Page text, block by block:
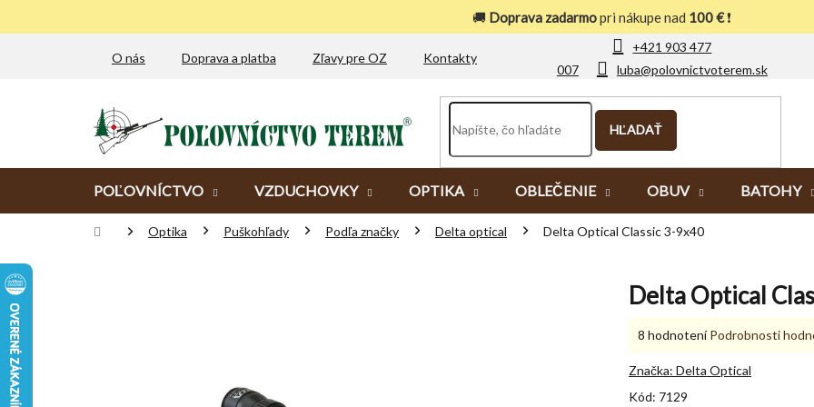
🚚 Doprava zadarmopri nákupe nad 100 €❗
+421 903 477
007
luba@polovnictvoterem.sk
O nás Doprava a platba Zľavy pre OZ Kontakty
HĽADAŤ
POĽOVNÍCTVO VZDUCHOVKY OPTIKA OBLEČENIE OBUV BATOHY
DomovOptika Puškohľady Podľa značky Delta optical Delta Optical Classic 3-9x40
Delta Optical
Kód: 7129
Priemerné
produktu
5,0
8 hodnotení Podrobnosti
Značka: Delta Optical